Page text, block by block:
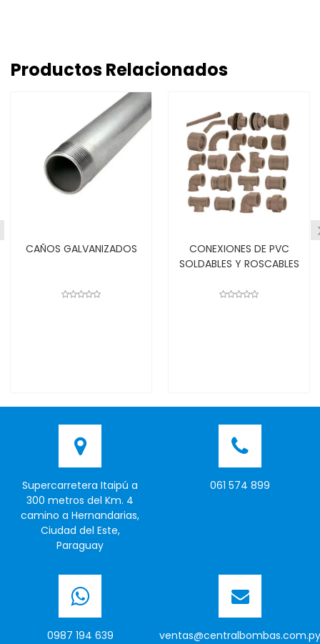
Productos Relacionados
CAÑOS GALVANIZADOS
CONEXIONES DE PVC
SOLDABLES Y ROSCABLES
Supercarretera Itaipú a
300 metros del Km. 4
camino a Hernandarias,
Ciudad del Este,
Paraguay
061 574 899
0987 194 639 ventas@centralbombas.com.py